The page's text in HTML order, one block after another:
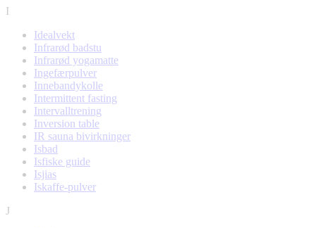
I
Idealvekt
Infrarød badstu
Infrarød yogamatte
Ingefærpulver
Innebandykolle
Intermittent fasting
Intervalltrening
Inversion table
IR sauna bivirkninger
Isbad
Isfiske guide
Isjias
Iskaffe-pulver
J